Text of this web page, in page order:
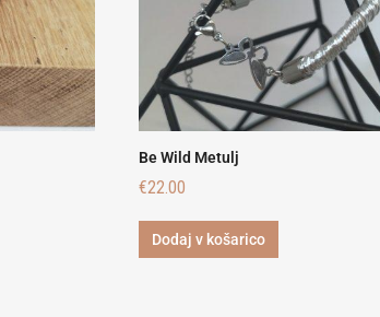
Be Wild Metulj
€22.00
Dodaj v košarico